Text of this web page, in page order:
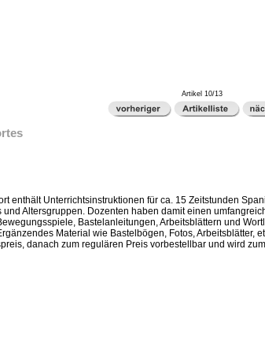
Artikel 10/13
enthält Unterrichtsinstruktionen für ca. 15 Zeitstunden
Altersgruppen. Dozenten haben damit einen
Bastelanleitungen, Arbeitsblättern und
Material wie Bastelbögen, Fotos,
danach zum regulären Preis vorbestellbar und wird